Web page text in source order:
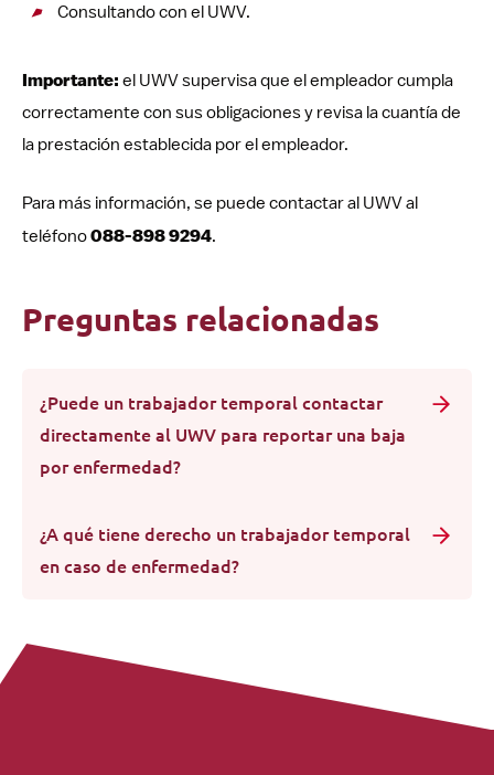
Consultando con el UWV.
Importante: el UWV supervisa que el empleador cumpla
correctamente con sus obligaciones y revisa la cuantía de
la prestación establecida por el empleador.
Para más información, se puede contactar al UWV al
teléfono088-898 9294.
Preguntas relacionadas
¿Puede un trabajador temporal contactar
directamente al UWV para reportar una baja
por enfermedad?
¿A qué tiene derecho un trabajador temporal
en caso de enfermedad?